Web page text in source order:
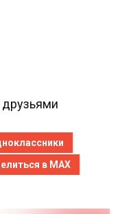
в MAX